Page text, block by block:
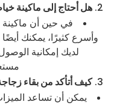
هل أحتاج إلى ماكينة
في حين أن
وأسرع كثيرًا، يمكنك
لديك إمكانية
كيف أتأكد من بقاء
يمكن أن تساعد